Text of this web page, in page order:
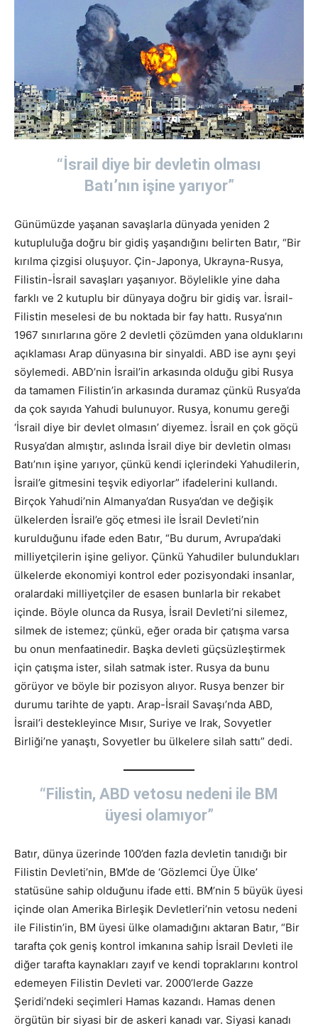
“İsrail diye bir devletin olması
Batı’nın işine yarıyor”
Günümüzde yaşanan savaşlarla dünyada yeniden 2
kutupluluğa doğru bir gidiş yaşandığını belirten Batır, “Bir
kırılma çizgisi oluşuyor. Çin-Japonya, Ukrayna-Rusya,
Filistin-İsrail savaşları yaşanıyor. Böylelikle yine daha
farklı ve 2 kutuplu bir dünyaya doğru bir gidiş var. İsrail-
Filistin meselesi de bu noktada bir fay hattı. Rusya’nın
1967 sınırlarına göre 2 devletli çözümden yana olduklarını
açıklaması Arap dünyasına bir sinyaldi. ABD ise aynı şeyi
söylemedi. ABD’nin İsrail’in arkasında olduğu gibi Rusya
da tamamen Filistin’in arkasında duramaz çünkü Rusya’da
da çok sayıda Yahudi bulunuyor. Rusya, konumu gereği
‘İsrail diye bir devlet olmasın’ diyemez. İsrail en çok göçü
Rusya’dan almıştır, aslında İsrail diye bir devletin olması
Batı’nın işine yarıyor, çünkü kendi içlerindeki Yahudilerin,
İsrail’e gitmesini teşvik ediyorlar” ifadelerini kullandı.
Birçok Yahudi’nin Almanya’dan Rusya’dan ve değişik
ülkelerden İsrail’e göç etmesi ile İsrail Devleti’nin
kurulduğunu ifade eden Batır, “Bu durum, Avrupa’daki
milliyetçilerin işine geliyor. Çünkü Yahudiler bulundukları
ülkelerde ekonomiyi kontrol eder pozisyondaki insanlar,
oralardaki milliyetçiler de esasen bunlarla bir rekabet
içinde. Böyle olunca da Rusya, İsrail Devleti’ni silemez,
silmek de istemez; çünkü, eğer orada bir çatışma varsa
bu onun menfaatinedir. Başka devleti güçsüzleştirmek
için çatışma ister, silah satmak ister. Rusya da bunu
görüyor ve böyle bir pozisyon alıyor. Rusya benzer bir
durumu tarihte de yaptı. Arap-İsrail Savaşı’nda ABD,
İsrail’i destekleyince Mısır, Suriye ve Irak, Sovyetler
Birliği’ne yanaştı, Sovyetler bu ülkelere silah sattı” dedi.
“Filistin, ABD vetosu nedeni ile BM
üyesi olamıyor”
Batır, dünya üzerinde 100’den fazla devletin tanıdığı bir
Filistin Devleti’nin, BM’de de ‘Gözlemci Üye Ülke’
statüsüne sahip olduğunu ifade etti. BM’nin 5 büyük üyesi
içinde olan Amerika Birleşik Devletleri’nin vetosu nedeni
ile Filistin’in, BM üyesi ülke olamadığını aktaran Batır, “Bir
tarafta çok geniş kontrol imkanına sahip İsrail Devleti ile
diğer tarafta kaynakları zayıf ve kendi topraklarını kontrol
edemeyen Filistin Devleti var. 2000’lerde Gazze
Şeridi’ndeki seçimleri Hamas kazandı. Hamas denen
örgütün bir siyasi bir de askeri kanadı var. Siyasi kanadı